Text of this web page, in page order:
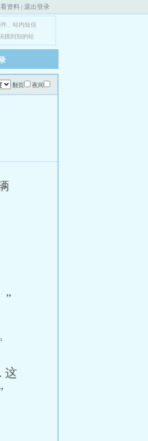
资料 | 退出登录
、 站内短信
跳到别的站
翻页 夜间
”